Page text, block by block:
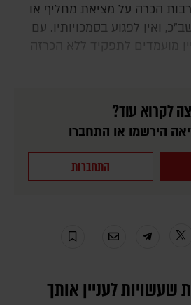
הכרה על מציאת מחליף או
ואין לפגוע בסמכויותיו. עם
מועמדים לתפקיד ללא הכרזה
לקרוא עוד?
הירשמו או התחברו
התחברות
שעשויות לעניין אותך